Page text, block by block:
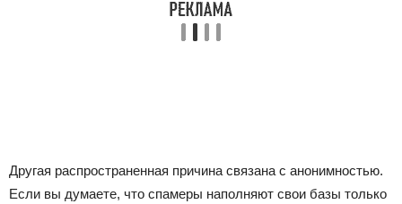
Другая распространенная причина связана с анонимностью.
Если вы думаете, что спамеры наполняют свои базы только